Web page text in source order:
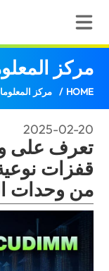
مركز
HOME
/ مركز
2025-02-20
قفزات
من وحدات